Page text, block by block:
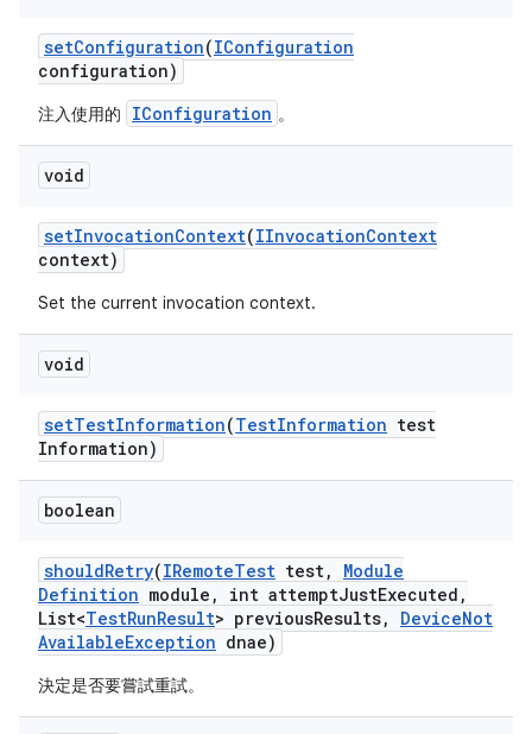
setConfiguration(IConfiguration
configuration)
注入使用的 IConfiguration 。
void
setInvocationContext(IInvocationContext
context)
Set the current invocation context.
void
setTestInformation(TestInformation test
Information)
boolean
shouldRetry(IRemoteTest test,
Module
Definition module , int attemptJustExecuted ,
List<TestRunResult> previousResults, DeviceNot
AvailableException dnae)
決定是否要嘗試重試。